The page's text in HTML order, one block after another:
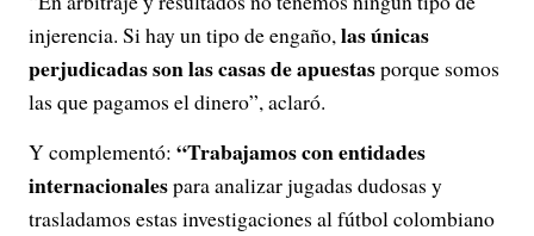
injerencia. Si hay un tipo de engaño,las únicas
perjudicadas son las casas de apuestasporque somos
las que pagamos el dinero”, aclaró.
Y complementó: “Trabajamos con entidades
internacionalespara analizar jugadas dudosas y
trasladamos estas investigaciones al fútbol colombiano